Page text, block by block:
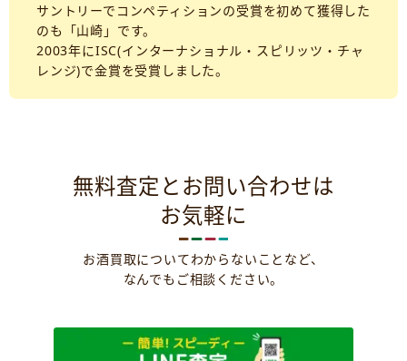
サントリーでコンペティションの受賞を初めて獲得した
のも「山崎」です。
2003年にISC(インターナショナル・スピリッツ・チャ
レンジ)で金賞を受賞しました。
無料査定とお問い合わせは
お気軽に
お酒買取についてわからないことなど、
なんでもご相談ください。